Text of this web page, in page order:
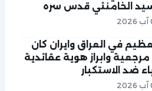
الخامنئي قدس سره
في العراق وايران كان
مرجعية وابراز هوية عقائدية
ضد الاستكبار